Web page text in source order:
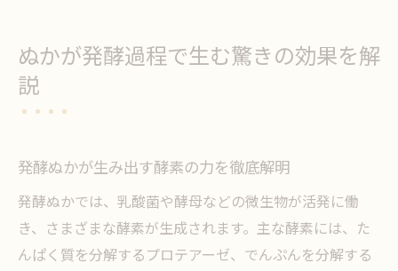
ぬかが発酵過程で生む驚きの効果を解
説
発酵ぬかが生み出す酵素の力を徹底解明
発酵ぬかでは、乳酸菌や酵母などの微生物が活発に働
き、さまざまな酵素が生成されます。主な酵素には、た
んぱく質を分解するプロテアーゼ、でんぷんを分解する